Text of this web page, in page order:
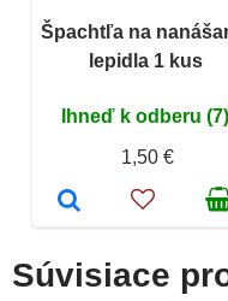
Špachtľa na
lepidla 1 kus
Ihneď k odberu (7)
1,50 €
Súvisiace